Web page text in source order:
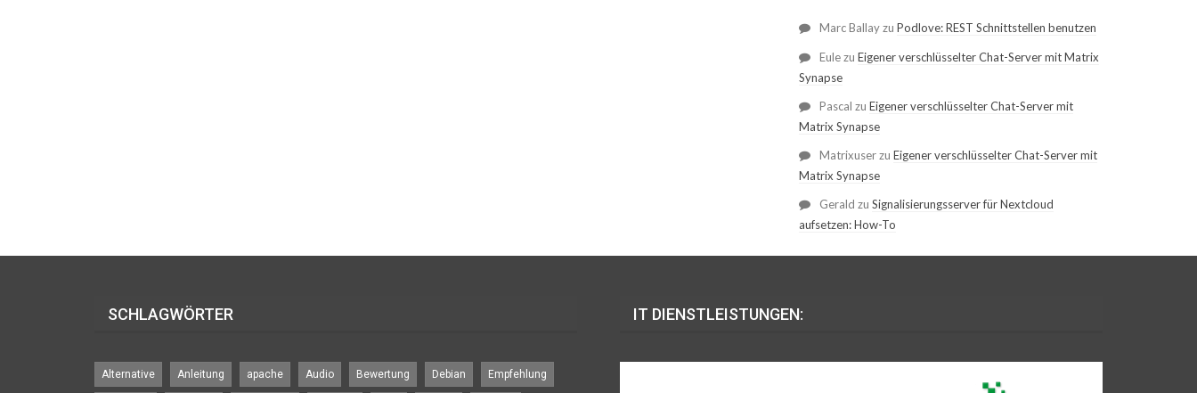
Marc Ballayzu Podlove: REST Schnittstellen benutzen
Eulezu Eigener verschlüsselter Chat-Server mit Matrix
Synapse
Pascal zu Eigener verschlüsselter Chat-Server mit
Matrix Synapse
Matrixuserzu Eigener verschlüsselter Chat-Server mit
Matrix Synapse
Gerald zu Signalisierungsserver für Nextcloud
aufsetzen: How-To
SCHLAGWÖRTER
Alternative Anleitung apache Audio Bewertung Debian Empfehlung
IT DIENSTLEISTUNGEN: